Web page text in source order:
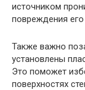
источником
повреждения
Также важно
установлены
Это поможет
поверхностях